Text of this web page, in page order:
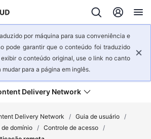
por máquina para sua conveniência e
pode garantir que o conteúdo foi traduzido
o conteúdo original, use o link no canto
para a página em inglês.
Delivery Network
Delivery Network / Guia de usuário /
domínio / Controle de acesso /